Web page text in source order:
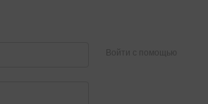
Войти с помощью